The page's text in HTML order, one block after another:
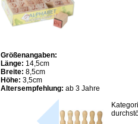
Größenangaben:
Länge: 14,5cm
Breite: 8,5cm
Höhe: 3,5cm
Altersempfehlung: ab 3 Jahre